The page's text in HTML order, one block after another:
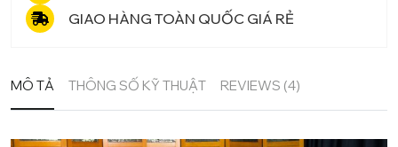
GIAO HÀNG TOÀN QUỐC GIÁ RẺ
MÔ TẢ THÔNG SỐ KỸ THUẬT REVIEWS (4)